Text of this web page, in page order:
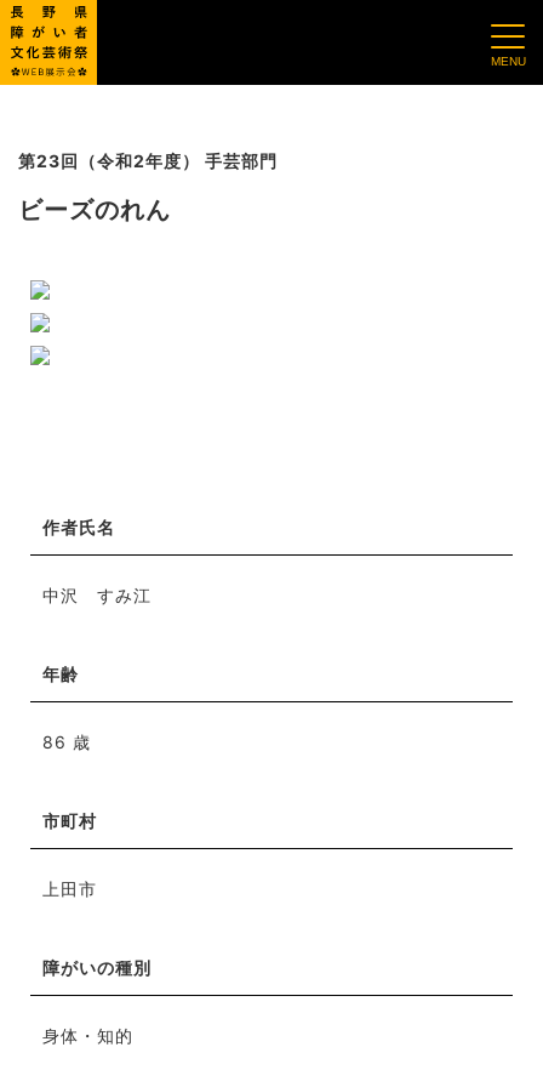
第23回（令和2年度） 手芸部門
ビーズのれん
作者氏名
中沢 すみ江
年齢
86 歳
市町村
上田市
障がいの種別
身体・知的